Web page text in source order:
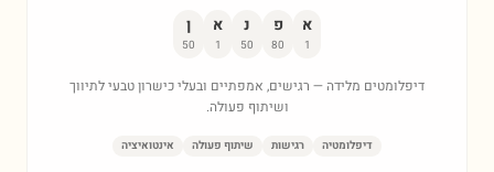
א
1
פ
80
נ
50
א
1
ן
50
דיפלומטים מלידה — רגישים, אמפתיים ובעלי כישרון טבעי לתיווך
ושיתוף פעולה.
דיפלומטיה רגישות שיתוף פעולה אינטואיציה